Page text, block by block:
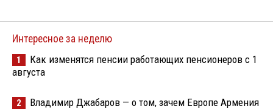
Интересное за неделю
1
Как изменятся пенсии работающих пенсионеров с 1
августа
2 Владимир Джабаров — о том, зачем Европе Армения